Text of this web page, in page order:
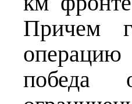
Причем
победа